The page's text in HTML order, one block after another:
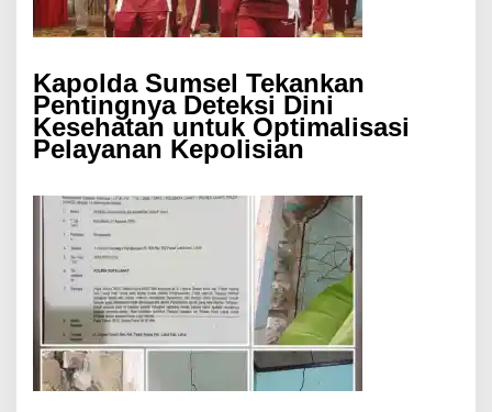
Kapolda Sumsel Tekankan
Pentingnya Deteksi Dini
Kesehatan untuk Optimalisasi
Pelayanan Kepolisian